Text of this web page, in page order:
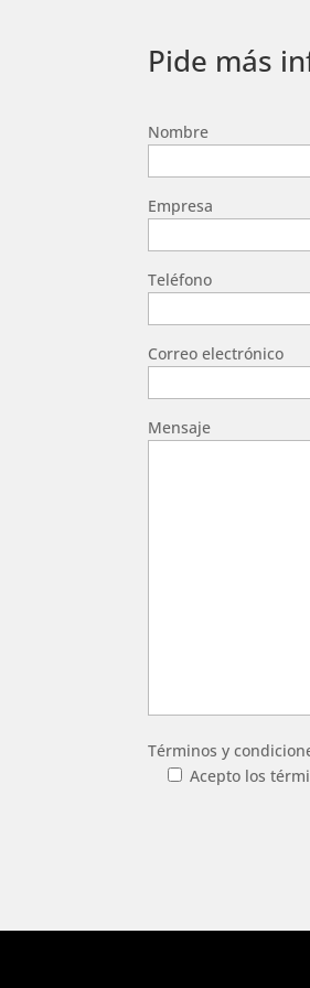
Pide más
Nombre
Empresa
Teléfono
Correo electrónico
Mensaje
Términos y
Acepto los